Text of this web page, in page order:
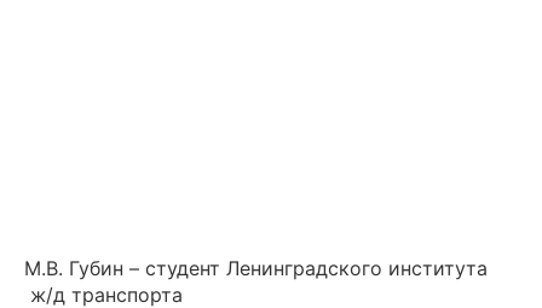
М.В. Губин – студент Ленинградского института
ж/д транспорта